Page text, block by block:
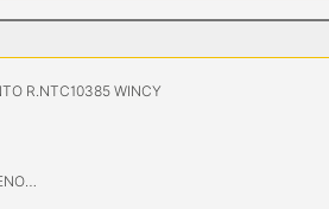
R.NTC10385 WINCY